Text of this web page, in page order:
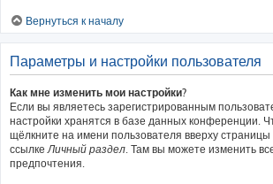
Вернуться к началу
Параметры и настройки пользователя
Как мне изменить мои настройки?
Если вы являетесь зарегистрированным
настройки хранятся в базе данных конференции.
щёлкните на имени пользователя вверху
ссылкеЛичный раздел. Там вы можете изменить
предпочтения.